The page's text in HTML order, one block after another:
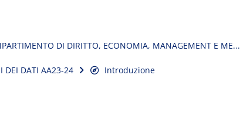
DI DIRITTO, ECONOMIA, MANAGEMENT E ME...
DEI DATI AA23-24 Introduzione